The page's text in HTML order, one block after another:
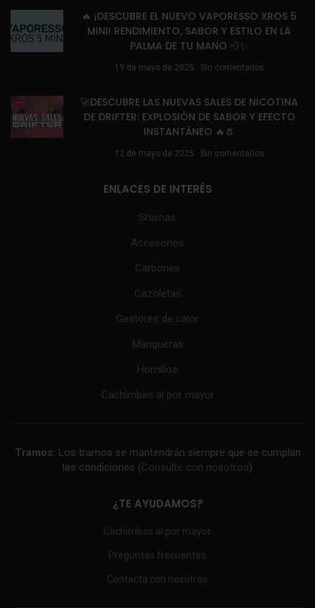
🔥 ¡DESCUBRE EL NUEVO VAPORESSO XROS 5
MINI! RENDIMIENTO, SABOR Y ESTILO EN LA
PALMA DE TU MANO 💨✨
19 de mayo de 2025 Sin comentarios
🚀DESCUBRE LAS NUEVAS SALES DE NICOTINA
DE DRIFTER: EXPLOSIÓN DE SABOR Y EFECTO
INSTANTÁNEO 🔥🧂
12 de mayo de 2025 Sin comentarios
ENLACES DE INTERÉS
Shishas
Accesorios
Carbones
Cazoletas
Gestores de calor
Mangueras
Hornillos
Cachimbas al por mayor
Tramos: Los tramos se mantendrán siempre que se cumplan
las condiciones (Consulte con nosotros)
¿TE AYUDAMOS?
Cachimbas al por mayor
Preguntas frecuentes
Contacta con nosotros